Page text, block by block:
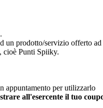
.
un prodotto/servizio offerto ad
cioè Punti Spiiky.
appuntamento per utilizzarlo
all'esercente il tuo